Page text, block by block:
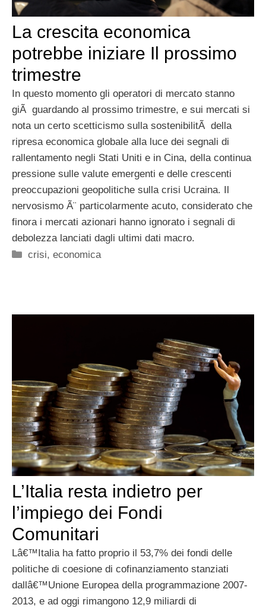
La crescita economica
potrebbe iniziare Il prossimo
trimestre
In questo momento gli operatori di mercato stanno
giÃ guardando al prossimo trimestre, e sui mercati si
nota un certo scetticismo sulla sostenibilitÃ della
ripresa economica globale alla luce dei segnali di
rallentamento negli Stati Uniti e in Cina, della continua
pressione sulle valute emergenti e delle crescenti
preoccupazioni geopolitiche sulla crisi Ucraina. Il
nervosismo Ã¨ particolarmente acuto, considerato che
finora i mercati azionari hanno ignorato i segnali di
debolezza lanciati dagli ultimi dati macro.
Categorie
crisi,economica
L’Italia resta indietro per
l’impiego dei Fondi
Comunitari
Lâ€™Italia ha fatto proprio il 53,7% dei fondi delle
politiche di coesione di cofinanziamento stanziati
dallâ€™Unione Europea della programmazione 2007-
2013, e ad oggi rimangono 12,9 miliardi di